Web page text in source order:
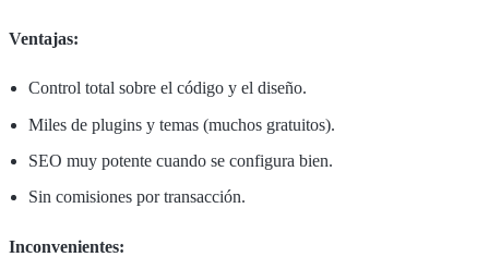
Ventajas:
Control total sobre el código y el diseño.
Miles de plugins y temas (muchos gratuitos).
SEO muy potente cuando se configura bien.
Sin comisiones por transacción.
Inconvenientes: